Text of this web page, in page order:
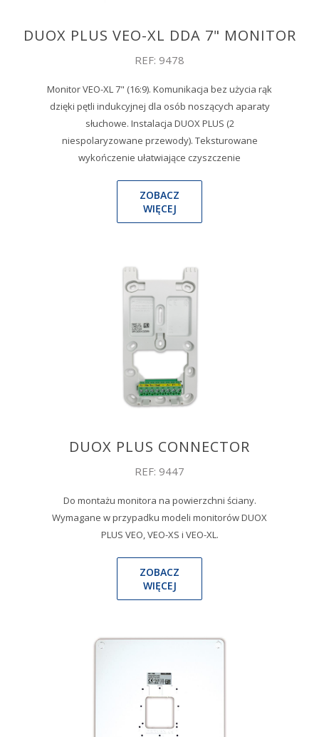
DUOX PLUS VEO-XL DDA 7" MONITOR
REF: 9478
Monitor VEO-XL 7" (16:9). Komunikacja bez użycia rąk
dzięki pętli indukcyjnej dla osób noszących aparaty
słuchowe. Instalacja DUOX PLUS (2
niespolaryzowane przewody). Teksturowane
wykończenie ułatwiające czyszczenie
ZOBACZ
WIĘCEJ
DUOX PLUS CONNECTOR
REF: 9447
Do montażu monitora na powierzchni ściany.
Wymagane w przypadku modeli monitorów DUOX
PLUS VEO, VEO-XS i VEO-XL.
ZOBACZ
WIĘCEJ